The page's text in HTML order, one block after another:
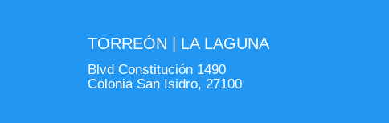
TORREÓN | LA LAGUNA
Blvd Constitución 1490
Colonia San Isidro, 27100